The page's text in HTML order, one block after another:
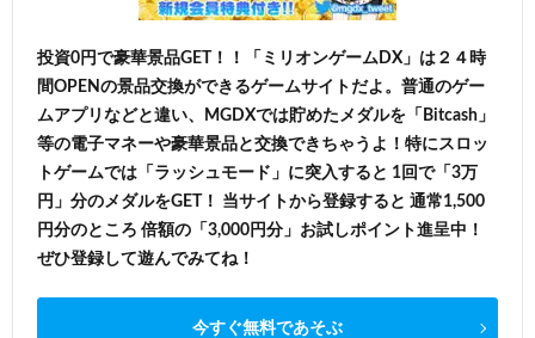
投資0円で豪華景品GET！！「ミリオンゲームDX」は２４時
間OPENの景品交換ができるゲームサイトだよ。普通のゲー
ムアプリなどと違い、MGDXでは貯めたメダルを「Bitcash」
等の電子マネーや豪華景品と交換できちゃうよ！特にスロッ
トゲームでは「ラッシュモード」に突入すると 1回で「3万
円」分のメダルをGET！ 当サイトから登録すると 通常1,500
円分のところ 倍額の「3,000円分」お試しポイント進呈中！
ぜひ登録して遊んでみてね！
今すぐ無料であそぶ